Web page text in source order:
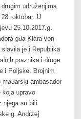
udruženjima
oktobar. U
25.10.2017.g.
gđa Klára von
je i Republika
praznika i druge
i Poljske. Brojnim
ambasador
upravo
njega su bili
g. Andrzej